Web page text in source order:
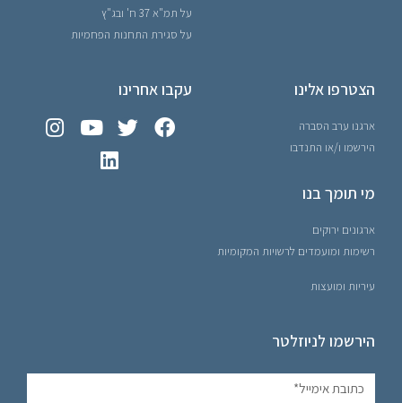
על תמ"א 37 ח' ובג"ץ
על סגירת התחנות הפחמיות
הצטרפו אלינו
ארגנו ערב הסברה
הירשמו ו/או התנדבו
מי תומך בנו
ארגונים ירוקים
רשימות ומועמדים לרשויות המקומיות
עיריות ומועצות
עקבו אחרינו
הירשמו לניוזלטר